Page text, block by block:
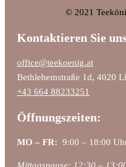
© 2021
Kontaktieren Sie
office@teekoenig.at
Bethlehemstraße 1d, 4020
+43 664 88233251
Öffnungszeiten:
MO – FR: 9:00 – 18:00